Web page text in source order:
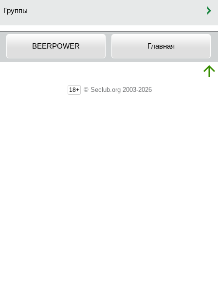
Группы
BEERPOWER Главная
18+ © Seclub.org 2003-2026